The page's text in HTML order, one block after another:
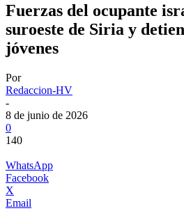
Fuerzas del ocupante
suroeste de Siria y
jóvenes
Por
Redaccion-HV
-
8 de junio de 2026
0
140
WhatsApp
Facebook
X
Email